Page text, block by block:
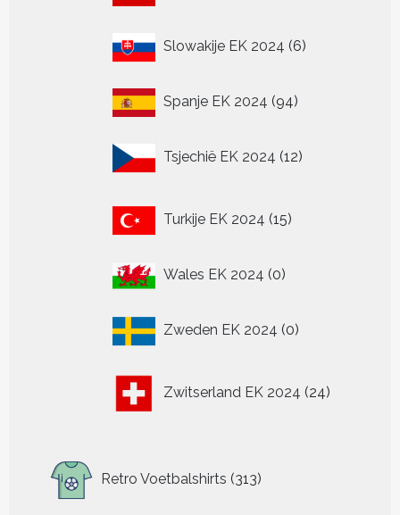
Slowakije EK 2024 6
producten
Spanje EK 2024 9494
Tsjechië EK 2024 12
producten
Turkije EK 2024 15
producten
Wales EK 2024 00
Zweden EK 2024 0
producten
Zwitserland EK 2024 24
producten
Retro Voetbalshirts 313
producten